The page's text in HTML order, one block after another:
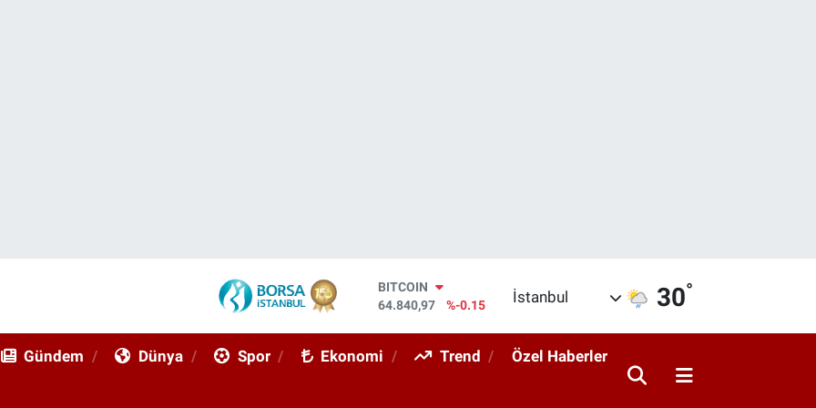
BITCOIN
64.840,97
%-0.15
47,7436
%0.18
EURO
İstanbul 30°
Gündem Dünya Spor Ekonomi Trend Özel Haberler